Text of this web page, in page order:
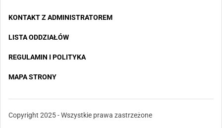
KONTAKT Z ADMINISTRATOREM
LISTA ODDZIAŁÓW
REGULAMIN I POLITYKA
MAPA STRONY
Copyright 2025 - Wszystkie prawa zastrzeżone